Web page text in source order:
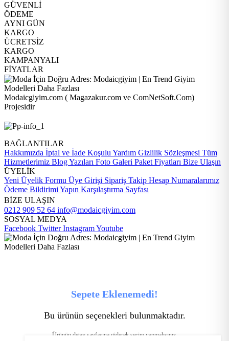
GÜVENLİ
ÖDEME
AYNI GÜN
KARGO
ÜCRETSİZ
KARGO
KAMPANYALI
FİYATLAR
Modaicgiyim.com ( Magazakur.com ve ComNetSoft.Com)
Projesidir
BAĞLANTILAR
Hakkımızda İptal ve İade Koşulu Yardım Gizlilik Sözleşmesi Tüm
Hizmetlerimiz Blog Yazıları Foto Galeri Paket Fiyatları Bize Ulaşın
ÜYELİK
Yeni Üyelik Formu Üye Girişi Sipariş Takip Hesap Numaralarımız
Ödeme Bildirimi Yapın Karşılaştırma Sayfası
BİZE ULAŞIN
0212 909 52 64 info@modaicgiyim.com
SOSYAL MEDYA
Facebook TwitterInstagramYoutube
Sepete Eklenemedi!
Bu ürünün seçenekleri bulunmaktadır.
Ürünün detay sayfasına giderek seçim yapmalısınız.